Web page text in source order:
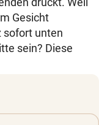
Gesicht
sofort unten
sein? Diese